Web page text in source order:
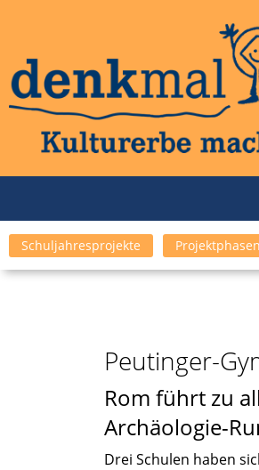
Schuljahresprojekte Projektphasen
Peutinger-
Rom führt zu
Archäologie-
Drei Schulen haben